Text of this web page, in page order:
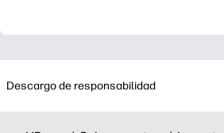
Descargo de responsabilidad